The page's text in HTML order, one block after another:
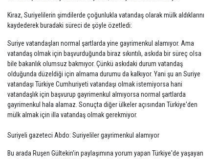
Kiraz, Suriyelilerin şimdilerde çoğunlukla vatandaş olarak mülk aldıklarını
kaydederek buradaki süreci de şöyle özetledi:
Suriye vatandaşları normal şartlarda yine gayrimenkul alamıyor. Ama
vatandaş olmak için başvurduğunda biraz sıkıntılı, askıda bir süreç olsa
bile bakanlık olumsuz bakmıyor. Çünkü askıdaki durum vatandaş
olduğunda düzeldiği için almama durumu da kalkıyor. Yani şu an Suriye
vatandaşı Türkiye Cumhuriyeti vatandaşı olmak istemiyorsa hani
vatandaşlık için başvurup gayrimenkul almıyorsa normal şartlarda
gayrimenkul hala alamaz. Sonuçta diğer ülkeler açısından Türkiye'den
mülk almak için illa vatandaş olmak gerekmiyor.
Suriyeli gazeteci Abdo: Suriyeliler gayrimenkul alamıyor
Bu arada Ruşen Gültekin'in paylaşımına yorum yapan Türkiye'de yaşayan